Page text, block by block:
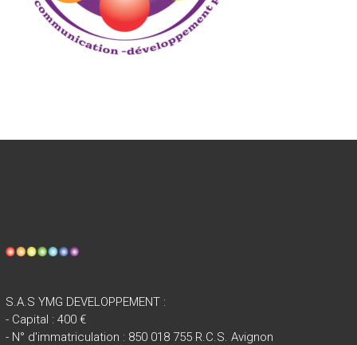
S.A.S YMG DEVELOPPEMENT :
- Capital : 400 €
- N° d'immatriculation : 850 018 755 R.C.S. Avignon